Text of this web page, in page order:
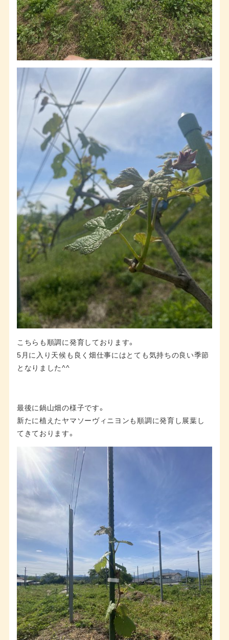
こちらも順調に発育しております。
5月に入り天候も良く畑仕事にはとても気持ちの良い季節
となりました^^
最後に鍋山畑の様子です。
新たに植えたヤマソーヴィニヨンも順調に発育し展葉し
てきております。